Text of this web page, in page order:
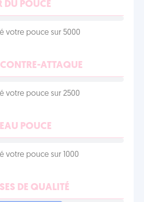
DU POUCE
votre pouce sur 5000
ATTAQUE
votre pouce sur 2500
POUCE
votre pouce sur 1000
DE QUALITÉ